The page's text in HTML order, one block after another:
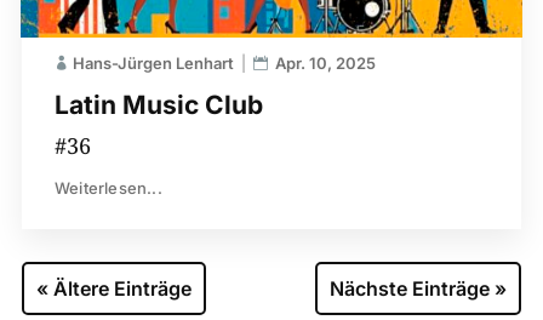
Latin Music Club
Hans-Jürgen Lenhart Apr. 10, 2025
#36
Weiterlesen...
« Ältere Einträge Nächste Einträge »